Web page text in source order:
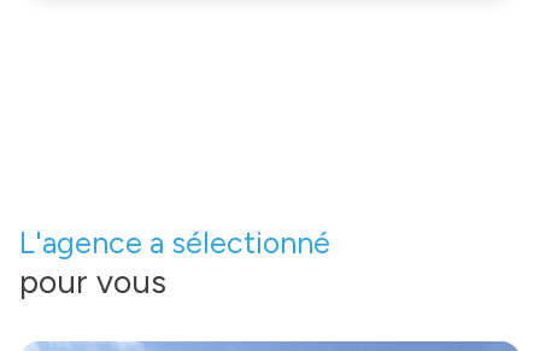
L'agence a sélectionné
pour vous